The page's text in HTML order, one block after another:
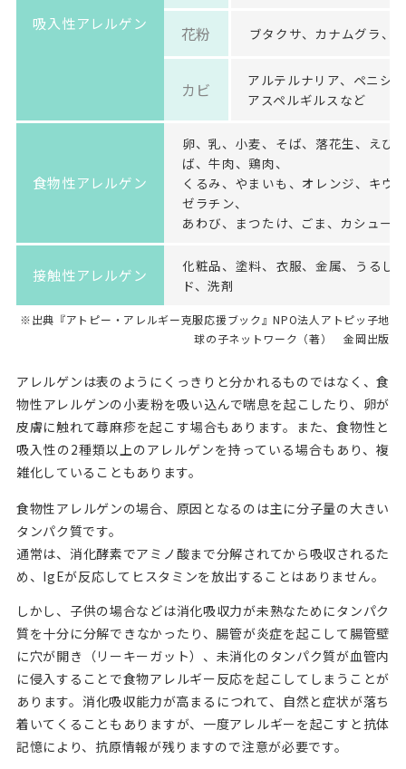
吸入性アレルゲン 花粉 ブタクサ、カナムグラ、
カビ
アルテルナリア、ペニシ
アスペルギルスなど
食物性アレルゲン
卵、乳、小麦、そば、落花生、えび
ば、牛肉、鶏肉、
くるみ、やまいも、オレンジ、キウ
ゼラチン、
あわび、まつたけ、ごま、カシュー
接触性アレルゲン
化粧品、塗料、衣服、金属、うるし
ド、洗剤
※出典『アトピー・アレルギー克服応援ブック』NPO法人アトピッ子地
球の子ネットワーク（著） 金岡出版
アレルゲンは表のようにくっきりと分かれるものではなく、食
物性アレルゲンの小麦粉を吸い込んで喘息を起こしたり、卵が
皮膚に触れて蕁麻疹を起こす場合もあります。また、食物性と
吸入性の2種類以上のアレルゲンを持っている場合もあり、複
雑化していることもあります。
食物性アレルゲンの場合、原因となるのは主に分子量の大きい
タンパク質です。
通常は、消化酵素でアミノ酸まで分解されてから吸収されるた
め、IgEが反応してヒスタミンを放出することはありません。
しかし、子供の場合などは消化吸収力が未熟なためにタンパク
質を十分に分解できなかったり、腸管が炎症を起こして腸管壁
に穴が開き（リーキーガット）、未消化のタンパク質が血管内
に侵入することで食物アレルギー反応を起こしてしまうことが
あります。消化吸収能力が高まるにつれて、自然と症状が落ち
着いてくることもありますが、一度アレルギーを起こすと抗体
記憶により、抗原情報が残りますので注意が必要です。